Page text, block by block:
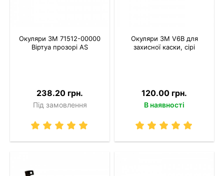
Окуляри 3M 71512-00000
Віртуа прозорі AS
238.20 грн.
Під замовлення
Окуляри 3M V6B для
захисної каски, сірі
120.00 грн.
В наявності